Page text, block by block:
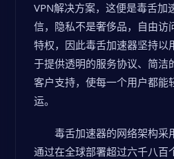
VPN解决方案，这便是毒舌加
信，隐私不是奢侈品，自由访
特权，因此毒舌加速器坚持以
于提供透明的服务协议、简洁
客户支持，使每一个用户都能
运。
毒舌加速器的网络架构采
通过在全球部署超过六千八百